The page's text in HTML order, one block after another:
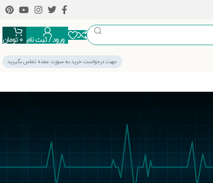
ورود / ثبت نام 0 تومان
جهت درخواست خرید به صورت عمده تماس بگیرید